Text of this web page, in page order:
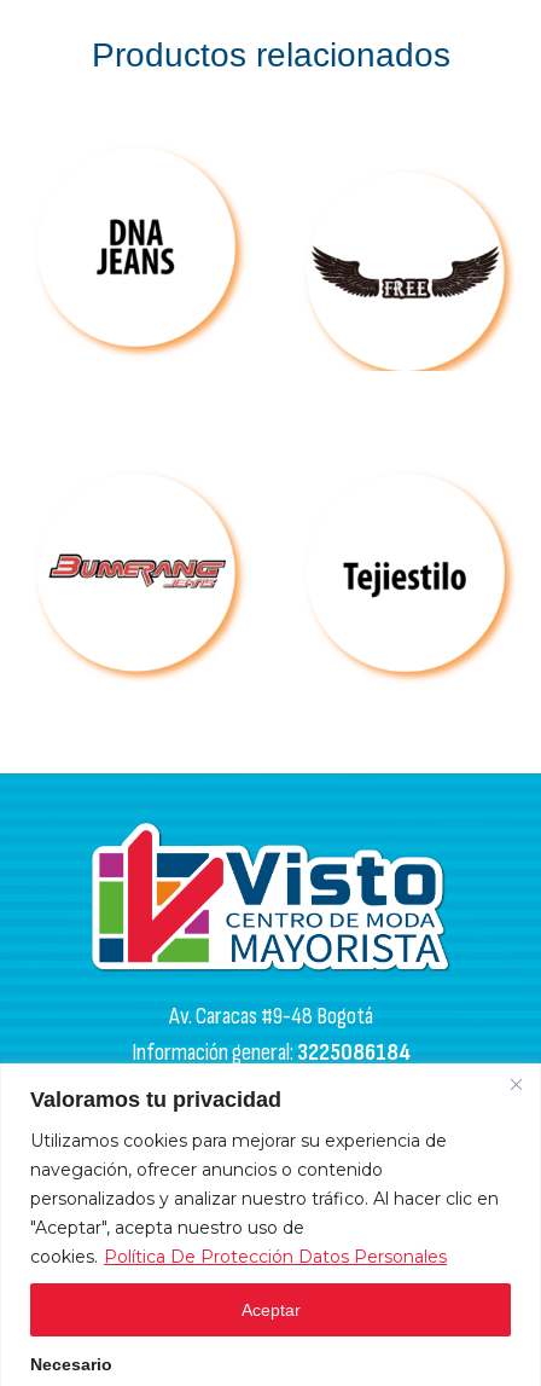
Valoramos tu privacidad
Utilizamos cookies para mejorar su experiencia de
navegación, ofrecer anuncios o contenido
personalizados y analizar nuestro tráfico. Al hacer clic en
"Aceptar", acepta nuestro uso de
cookies. Política De Protección Datos Personales
Aceptar
Necesario
Productos relacionados
Av. Caracas #9-48 Bogotá
Información general:3225086184
PQR:3102133050
HORARIOS DE APERTURA
Miércoles y sábados: 4:00 a. m. - 6:00 p. m.
Lunes, martes, jueves y viernes: 9:00 a. m. - 6:00 p. m.
Domingos y festivos: 10:00 a. m. - 5:00 p .m.
HORARIOS DE ADMINISTRACIÓN